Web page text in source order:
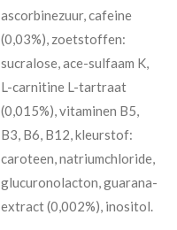
ascorbinezuur, cafeine
(0,03%), zoetstoffen:
sucralose, ace-sulfaam K,
L-carnitine L-tartraat
(0,015%), vitaminen B5,
B3, B6, B12, kleurstof:
caroteen, natriumchloride,
glucuronolacton, guarana-
extract (0,002%), inositol.